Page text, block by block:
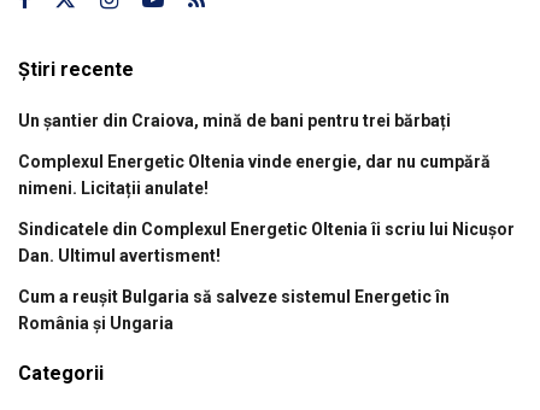
Știri recente
Un șantier din Craiova, mină de bani pentru trei bărbați
Complexul Energetic Oltenia vinde energie, dar nu cumpără
nimeni. Licitații anulate!
Sindicatele din Complexul Energetic Oltenia îi scriu lui Nicușor
Dan. Ultimul avertisment!
Cum a reușit Bulgaria să salveze sistemul Energetic în
România și Ungaria
Categorii